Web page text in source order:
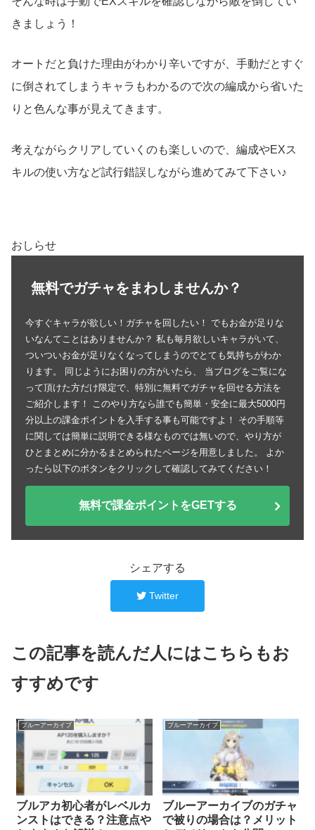
きましょう！
オートだと負けた理由がわかり辛いですが、手動だとすぐ
に倒されてしまうキャラもわかるので次の編成から省いた
りと色んな事が見えてきます。
考えながらクリアしていくのも楽しいので、編成やEXス
キルの使い方など試行錯誤しながら進めてみて下さい♪
おしらせ
無料でガチャをまわしませんか？
今すぐキャラが欲しい！ガチャを回したい！ でもお金が足りな
いなんてことはありませんか？ 私も毎月欲しいキャラがいて、
ついついお金が足りなくなってしまうのでとても気持ちがわか
ります。 同じようにお困りの方がいたら、 当ブログをご覧にな
って頂けた方だけ限定で、特別に無料でガチャを回せる方法を
ご紹介します！ このやり方なら誰でも簡単・安全に最大5000円
分以上の課金ポイントを入手する事も可能ですよ！ その手順等
に関しては簡単に説明できる様なものでは無いので、やり方が
ひとまとめに分かるまとめられたページを用意しました。 よか
ったら以下のボタンをクリックして確認してみてください！
無料で課金ポイントをGETする
シェアする
Twitter
この記事を読んだ人にはこちらもお
すすめです
ブルーアーカイブ
ブルアカ初心者がレベルカ
ンストはできる？注意点や
ブルーアーカイブ
ブルーアーカイブのガチャ
で被りの場合は？メリット